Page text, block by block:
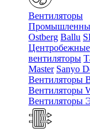
Вентиляторы
Ostberg Ballu
Центробежные
вентиляторы
Master Sanyo
Вентиляторы
Вентиляторы
Вентиляторы